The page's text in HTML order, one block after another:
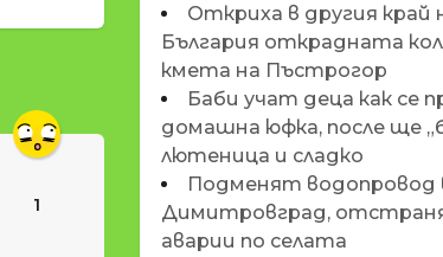
1
Откриха в другия край
България открадната
кмета на Пъстрогор
Баби учат деца как се
домашна юфка, после ще
лютеница и сладко
Подменят водопровод
Димитровград,
аварии по селата